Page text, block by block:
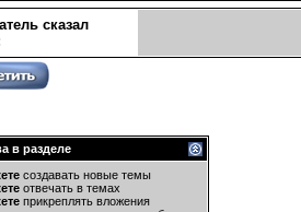
сказал
в разделе
создавать новые темы
отвечать в темах
прикреплять вложения